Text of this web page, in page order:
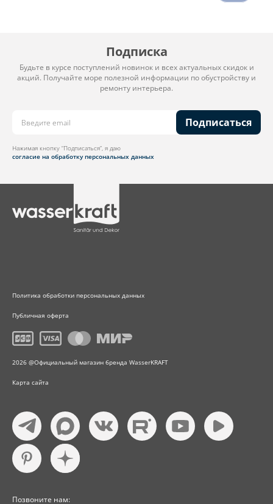
Подписка
Будьте в курсе поступлений новинок и всех актуальных скидок и
акций. Получайте море полезной информации по обустройству и
ремонту интерьера.
Подписаться
Нажимая кнопку “Подписаться”, я даю
согласие на обработку персональных данных
Политика обработки персональных данных
Публичная оферта
2026 @Официальный магазин бренда WasserKRAFT
Карта сайта
Позвоните нам: